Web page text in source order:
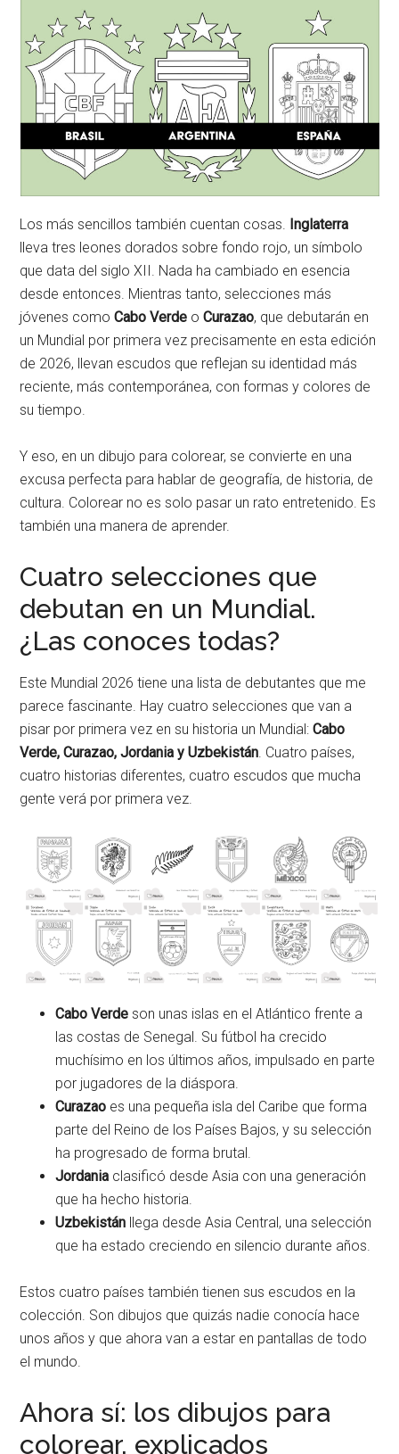
Los más sencillos también cuentan cosas. Inglaterra
lleva tres leones dorados sobre fondo rojo, un símbolo
que data del siglo XII. Nada ha cambiado en esencia
desde entonces. Mientras tanto, selecciones más
jóvenes comoCabo Verde oCurazao, que debutarán en
un Mundial por primera vez precisamente en esta edición
de 2026, llevan escudos que reflejan su identidad más
reciente, más contemporánea, con formas y colores de
su tiempo.
Y eso, en un dibujo para colorear, se convierte en una
excusa perfecta para hablar de geografía, de historia, de
cultura. Colorear no es solo pasar un rato entretenido. Es
también una manera de aprender.
Cuatro selecciones que
debutan en un Mundial.
¿Las conoces todas?
Este Mundial 2026 tiene una lista de debutantes que me
parece fascinante. Hay cuatro selecciones que van a
pisar por primera vez en su historia un Mundial:Cabo
Verde, Curazao, Jordania y Uzbekistán. Cuatro países,
cuatro historias diferentes, cuatro escudos que mucha
gente verá por primera vez.
Cabo Verde son unas islas en el Atlántico frente a
las costas de Senegal. Su fútbol ha crecido
muchísimo en los últimos años, impulsado en parte
por jugadores de la diáspora.
Curazao es una pequeña isla del Caribe que forma
parte del Reino de los Países Bajos, y su selección
ha progresado de forma brutal.
Jordania clasificó desde Asia con una generación
que ha hecho historia.
Uzbekistán llega desde Asia Central, una selección
que ha estado creciendo en silencio durante años.
Estos cuatro países también tienen sus escudos en la
colección. Son dibujos que quizás nadie conocía hace
unos años y que ahora van a estar en pantallas de todo
el mundo.
Ahora sí: los dibujos para
colorear, explicados